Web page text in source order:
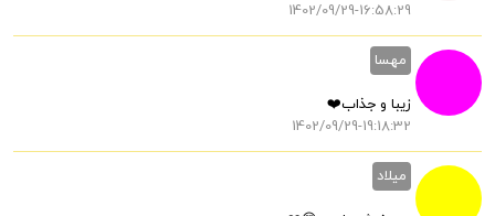
1402/09/29-16:58:29
مهسا
زیبا و جذاب❤️
1402/09/29-19:18:32
میلاد